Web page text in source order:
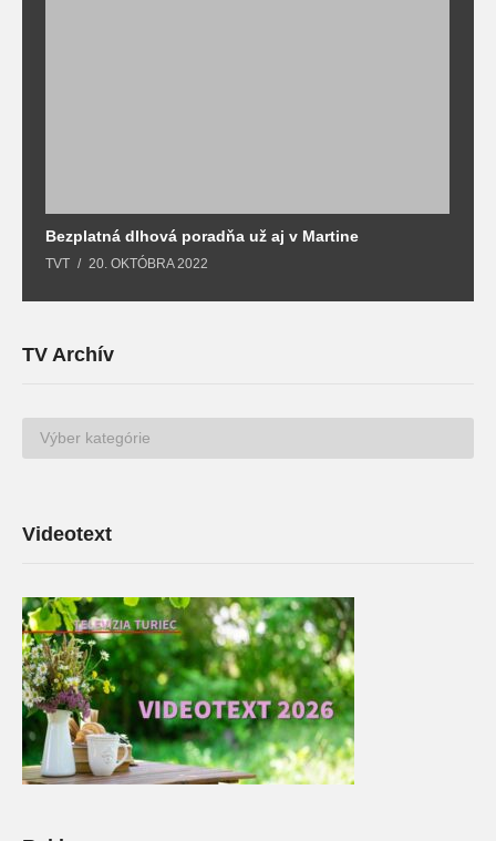
Bezplatná dlhová poradňa už aj v Martine
TVT 20. OKTÓBRA 2022
TV Archív
TV
Archív
Videotext